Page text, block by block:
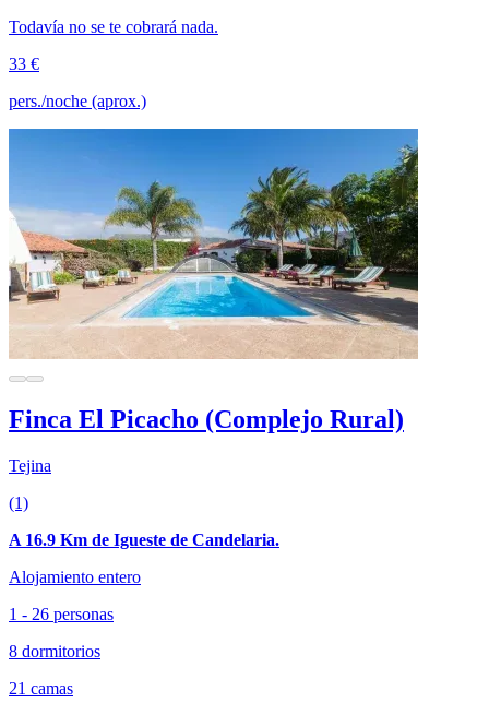
Todavía no se te cobrará nada.
33 €
pers./noche (aprox.)
Finca El Picacho (Complejo Rural)
Tejina
(1)
A 16.9 Km de Igueste de Candelaria.
Alojamiento entero
1 - 26 personas
8 dormitorios
21 camas